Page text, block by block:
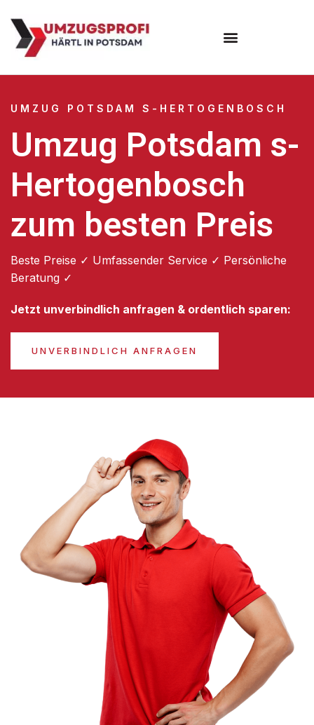
UMZUG POTSDAM S-HERTOGENBOSCH
Umzug Potsdam s-
Hertogenbosch
zum besten Preis
Beste Preise ✓ Umfassender Service ✓ Persönliche
Beratung ✓
Jetzt unverbindlich anfragen & ordentlich sparen:
UNVERBINDLICH ANFRAGEN